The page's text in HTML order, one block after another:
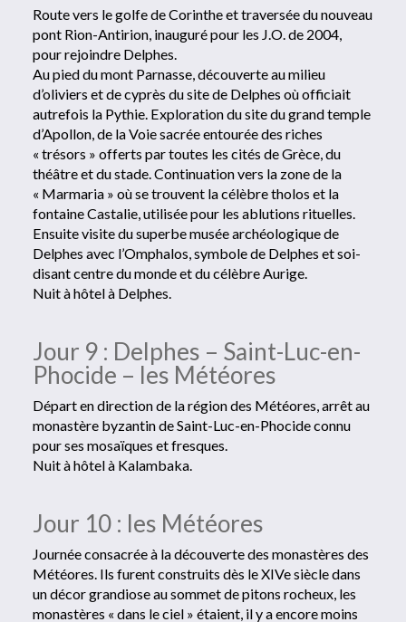
Route vers le golfe de Corinthe et traversée du nouveau
pont Rion-Antirion, inauguré pour les J.O. de 2004,
pour rejoindre Delphes.
Au pied du mont Parnasse, découverte au milieu
d’oliviers et de cyprès du site de Delphes où officiait
autrefois la Pythie. Exploration du site du grand temple
d’Apollon, de la Voie sacrée entourée des riches
« trésors » offerts par toutes les cités de Grèce, du
théâtre et du stade. Continuation vers la zone de la
« Marmaria » où se trouvent la célèbre tholos et la
fontaine Castalie, utilisée pour les ablutions rituelles.
Ensuite visite du superbe musée archéologique de
Delphes avec l’Omphalos, symbole de Delphes et soi-
disant centre du monde et du célèbre Aurige.
Nuit à hôtel à Delphes.
Jour 9 : Delphes – Saint-Luc-en-
Phocide – les Météores
Départ en direction de la région des Météores, arrêt au
monastère byzantin de Saint-Luc-en-Phocide connu
pour ses mosaïques et fresques.
Nuit à hôtel à Kalambaka.
Jour 10 : les Météores
Journée consacrée à la découverte des monastères des
Météores. Ils furent construits dès le XIVe siècle dans
un décor grandiose au sommet de pitons rocheux, les
monastères « dans le ciel » étaient, il y a encore moins